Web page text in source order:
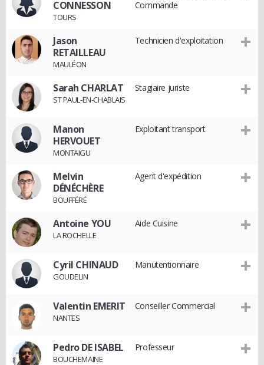
CONNESSON
TOURS
Commande
Jason
RETAILLEAU
MAULÉON
Technicien d'exploitation
Sarah CHARLAT
ST PAUL-EN-CHABLAIS
Stagiaire juriste
Manon
HERVOUET
MONTAIGU
Exploitant transport
Melvin
DÉNÉCHÈRE
BOUFFÉRÉ
Agent d'expédition
Antoine YOU
LA ROCHELLE
Aide Cuisine
Cyril CHINAUD
GOUDELIN
Manutentionnaire
Valentin EMERIT
NANTES
Conseiller Commercial
Pedro DE ISABEL
BOUCHEMAINE
Professeur